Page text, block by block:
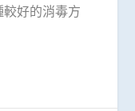
好的消毒方